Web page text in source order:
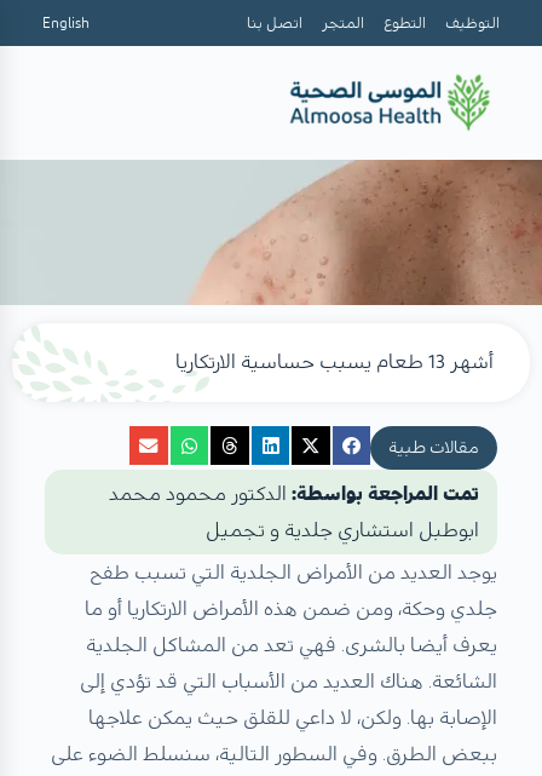
التوظيف التطوع المتجر اتصل بنا English
أشهر 13 طعام يسبب حساسية الارتكاريا
مقالات طبية
تمت المراجعة بواسطة: الدكتور محمود محمد
ابوطبل استشاري جلدية و تجميل
يوجد العديد من الأمراض الجلدية التي تسبب طفح
جلدي وحكة، ومن ضمن هذه الأمراض الارتكاريا أو ما
يعرف أيضا بالشرى. فهي تعد من المشاكل الجلدية
الشائعة. هناك العديد من الأسباب التي قد تؤدي إلى
الإصابة بها. ولكن، لا داعي للقلق حيث يمكن علاجها
ببعض الطرق. وفي السطور التالية، سنسلط الضوء على